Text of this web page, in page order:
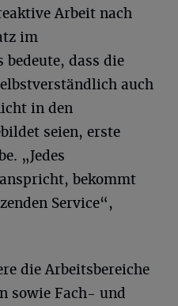
Arbeit nach
im
bedeute, dass die
auch
in den
seien, erste
„Jedes
bekommt
Service“,
die Arbeitsbereiche
sowie Fach- und